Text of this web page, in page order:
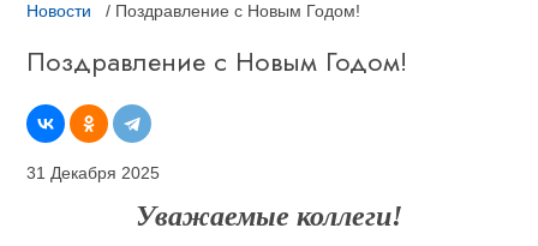
Новости / Поздравление с Новым Годом!
Поздравление с Новым Годом!
31 Декабря 2025
Уважаемые коллеги!